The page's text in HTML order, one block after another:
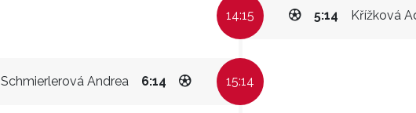
14:15 Křížková
5:14
Schmierlerová Andrea 6:14 15:14